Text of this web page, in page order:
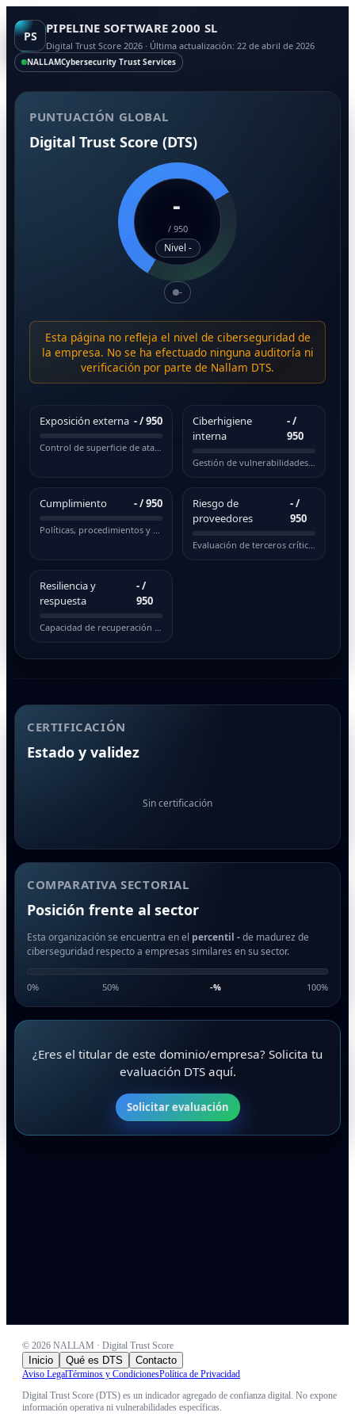
PS PIPELINE SOFTWARE 2000 SL
Digital Trust Score 2026 · Última actualización: 22 de abril de 2026
NALLAMCybersecurity Trust Services
PUNTUACIÓN GLOBAL
Digital Trust Score (DTS)
-
/ 950
Nivel -
-
Esta página no refleja el nivel de ciberseguridad de
la empresa. No se ha efectuado ninguna auditoría ni
verificación por parte de Nallam DTS.
Exposición externa -/ 950
Control de superficie de ataque pública
Ciberhigiene
interna
-/
950
Gestión de vulnerabilidades y actualizaciones
Cumplimiento -/ 950
Políticas, procedimientos y normativas
Riesgo de
proveedores
-/
950
Evaluación de terceros críticos
Resiliencia y
respuesta
-/
950
Capacidad de recuperación ante incidentes
CERTIFICACIÓN
Estado y validez
Sin certificación
COMPARATIVA SECTORIAL
Posición frente al sector
Esta organización se encuentra en el percentil -de madurez de
ciberseguridad respecto a empresas similares en su sector.
0% 50% -% 100%
¿Eres el titular de este dominio/empresa? Solicita tu
evaluación DTS aquí.
Solicitar evaluación
© 2026 NALLAM · Digital Trust Score
Inicio Qué es DTS Contacto
Aviso LegalTérminos y CondicionesPolítica de Privacidad
Digital Trust Score (DTS) es un indicador agregado de confianza digital. No expone
información operativa ni vulnerabilidades específicas.